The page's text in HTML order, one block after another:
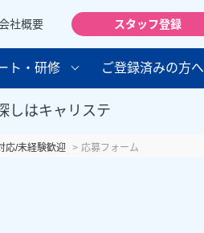
社概要 スタッフ登録
ト・研修 ご登録済みの方へ
しはキャリステ
応/未経験歓迎 応募フォーム